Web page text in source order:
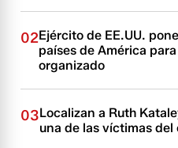
02Ejército de EE.UU.
países de América
organizado
03Localizan a Ruth
una de las víctimas del